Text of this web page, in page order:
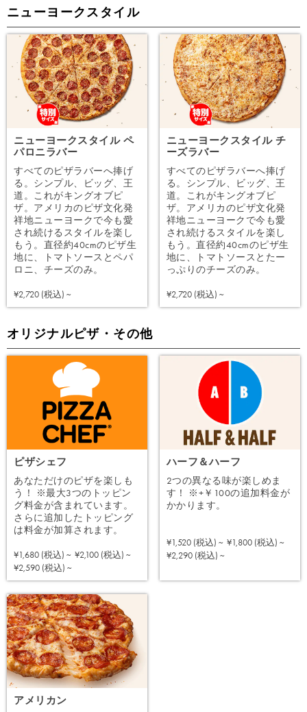
ニューヨークスタイル
ニューヨークスタイル ペ
パロニラバー
すべてのピザラバーへ捧げ
る。シンプル、ビッグ、王
道。これがキングオブピ
ザ。アメリカのピザ文化発
祥地ニューヨークで今も愛
され続けるスタイルを楽し
もう。直径約40cmのピザ生
地に、トマトソースとペパ
ロニ、チーズのみ。
¥2,720 (税込) ~
ニューヨークスタイル チ
ーズラバー
すべてのピザラバーへ捧げ
る。シンプル、ビッグ、王
道。これがキングオブピ
ザ。アメリカのピザ文化発
祥地ニューヨークで今も愛
され続けるスタイルを楽し
もう。直径約40cmのピザ生
地に、トマトソースとたー
っぷりのチーズのみ。
¥2,720 (税込) ~
オリジナルピザ・その他
ピザシェフ
あなただけのピザを楽しも
う！ ※最大3つのトッピン
グ料金が含まれています。
さらに追加したトッピング
は料金が加算されます。
¥1,680 (税込) ~ ¥2,100 (税込) ~
¥2,590 (税込) ~
ハーフ＆ハーフ
2つの異なる味が楽しめま
す！ ※+￥100の追加料金が
かかります。
¥1,520 (税込) ~ ¥1,800 (税込) ~
¥2,290 (税込) ~
アメリカン